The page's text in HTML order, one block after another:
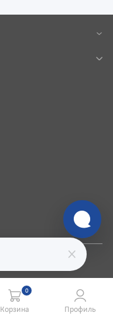
0
Корзина Профиль